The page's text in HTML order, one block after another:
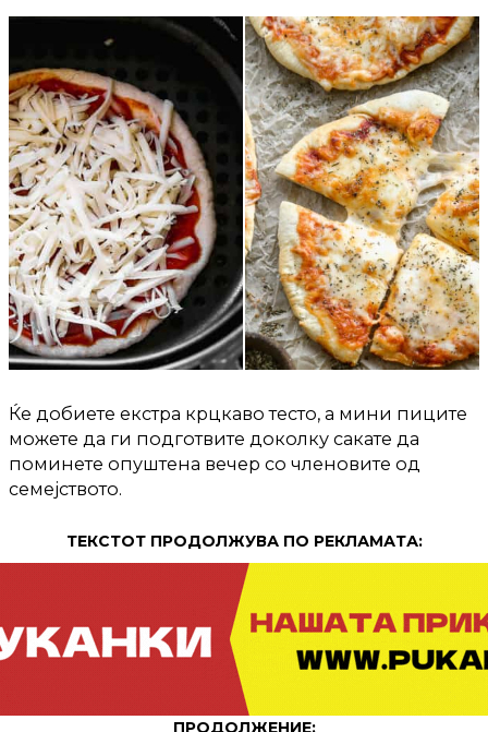
Ќе добиете екстра крцкаво тесто, а мини пиците
можете да ги подготвите доколку сакате да
поминете опуштена вечер со членовите од
семејството.
ТЕКСТОТ ПРОДОЛЖУВА ПО РЕКЛАМАТА:
ПРОДОЛЖЕНИЕ: